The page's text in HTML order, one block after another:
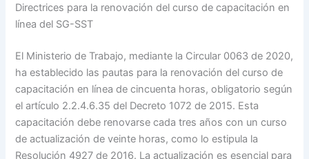
Directrices para la renovación del curso de capacitación en
línea del SG-SST
El Ministerio de Trabajo, mediante la Circular 0063 de 2020,
ha establecido las pautas para la renovación del curso de
capacitación en línea de cincuenta horas, obligatorio según
el artículo 2.2.4.6.35 del Decreto 1072 de 2015. Esta
capacitación debe renovarse cada tres años con un curso
de actualización de veinte horas, como lo estipula la
Resolución 4927 de 2016. La actualización es esencial para